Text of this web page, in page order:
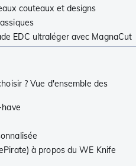
couteaux et designs
EDC ultraléger avec MagnaCut
? Vue d'ensemble des
à propos du WE Knife